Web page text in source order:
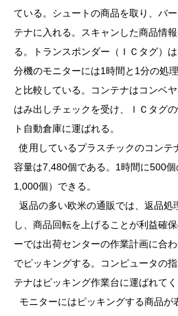
ている。シュートの商品を取り、バ
テナに入れる。スキャンした商品情
る。トランスポンダー（ＩＣタグ）
分機のモニターには1時間と1分の処
と比較している。コンテナはコンベ
はみ出しチェックを受け、ＩＣタグ
ト自動倉庫に運ばれる。
使用しているプラスチックのコンテ
容量は7,480個である。1時間に500
1,000個）できる。
返品の多い欧米の通販では、返品処
し、商品回転を上げることが利益確
ーでは出荷センターの作業計画に合
でピッキングする。コンピュータの
テナはピッキング作業台に運ばれてく
モニターにはピッキングする商品が